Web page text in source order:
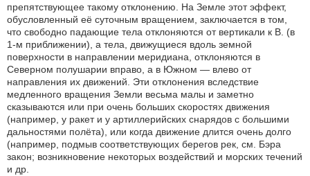
препятствующее такому отклонению. На Земле этот эффект,
обусловленный её суточным вращением, заключается в том,
что свободно падающие тела отклоняются от вертикали к В. (в
1-м приближении), а тела, движущиеся вдоль земной
поверхности в направлении меридиана, отклоняются в
Северном полушарии вправо, а в Южном — влево от
направления их движений. Эти отклонения вследствие
медленного вращения Земли весьма малы и заметно
сказываются или при очень больших скоростях движения
(например, у ракет и у артиллерийских снарядов с большими
дальностями полёта), или когда движение длится очень долго
(например, подмыв соответствующих берегов рек, см. Бэра
закон; возникновение некоторых воздействий и морских течений
и др.